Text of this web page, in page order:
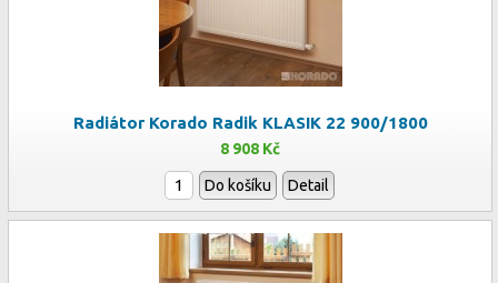
Radiátor Korado Radik KLASIK 22 900/1800
8 908 Kč
Do košíku Detail